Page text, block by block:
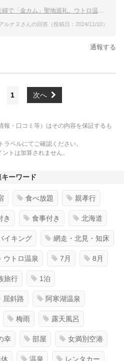
カム」聖地巡礼。ウトロ温泉に寄って海の幸を満喫したい
ルナヌさんの回答（投稿日：2024/11/10）
通報する
1 次へ
報・口コミ等）はその内容を保証するも
ベルにてご確認ください。
トは加算されません。
キーワード
食べ放題 親孝行
き 食事付き 北海道
イキング 網走・北見・知床
ウトロ温泉 7月 8月
旅行 1泊
屈斜路 阿寒湖温泉
梅雨 露天風呂
幸 部屋 女満別空港
温泉 レンタカー